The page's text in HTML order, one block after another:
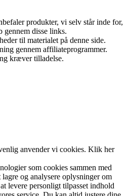
produkter, vi selv står inde for,
gennem disse links.
til materialet på denne side.
gennem affiliateprogrammer.
kræver tilladelse.
anvender vi cookies. Klik her
som cookies sammen med
og analysere oplysninger om
levere personligt tilpasset indhold